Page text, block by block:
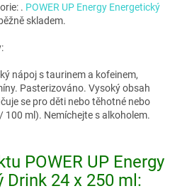
. POWER UP Energy Energetický
skladem.
nápoj s taurinem a kofeinem,
Pasterizováno. Vysoký obsah
se pro děti nebo těhotné nebo
100 ml). Nemíchejte s alkoholem.
POWER UP Energy
Drink 24 x 250 ml: